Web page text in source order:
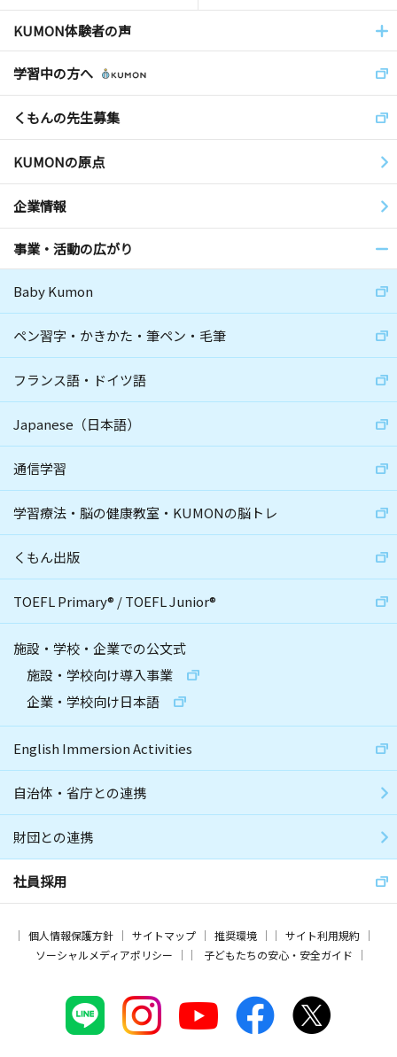
KUMON体験者の声
学習中の方へ
くもんの先生募集
KUMONの原点
企業情報
事業・活動の広がり
Baby Kumon
ペン習字・かきかた・筆ペン・毛筆
フランス語・ドイツ語
Japanese（日本語）
通信学習
学習療法・脳の健康教室・KUMONの脳トレ
くもん出版
TOEFL Primary® /TOEFL Junior®
施設・学校・企業での公文式
施設・学校向け導入事業
企業・学校向け日本語
English Immersion Activities
自治体・省庁との連携
財団との連携
社員採用
個人情報保護方針 サイトマップ 推奨環境
サイト利用規約
ソーシャルメディアポリシー
子どもたちの安心・安全ガイド